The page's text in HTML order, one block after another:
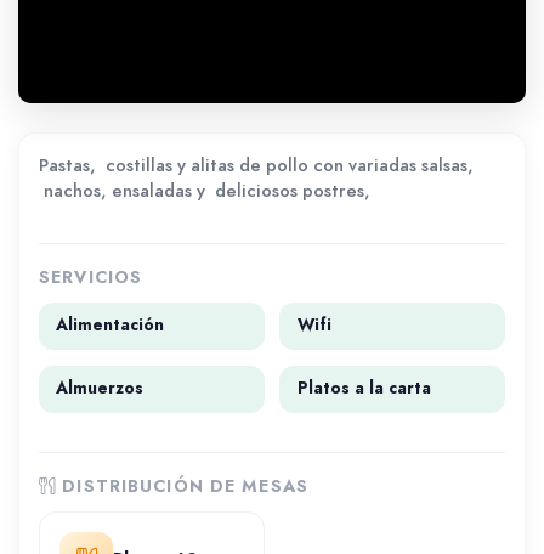
Pastas, costillas y alitas de pollo con variadas salsas,
nachos, ensaladas y deliciosos postres,
SERVICIOS
Alimentación Wifi
Almuerzos Platos a la carta
DISTRIBUCIÓN DE MESAS